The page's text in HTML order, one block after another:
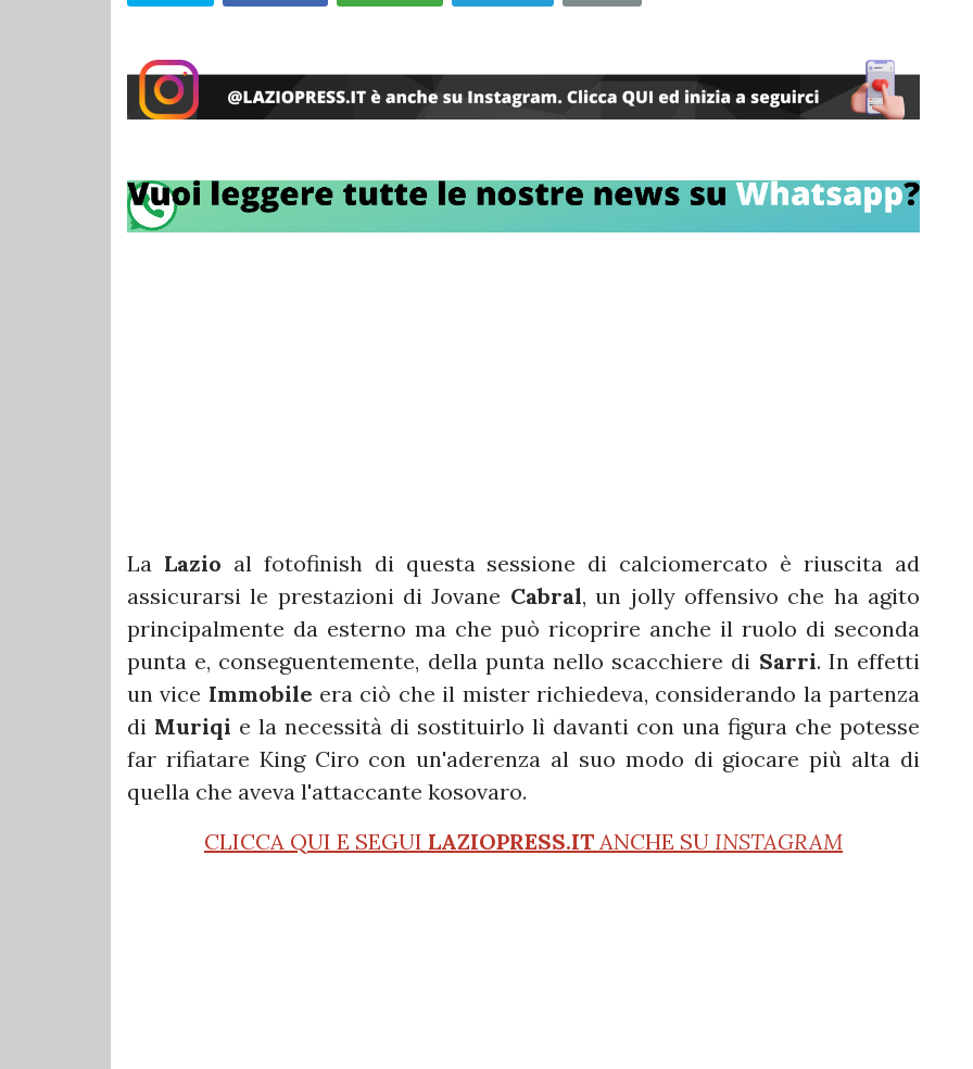
La Lazio al fotofinish di questa sessione di calciomercato è riuscita ad
assicurarsi le prestazioni di Jovane Cabral, un jolly offensivo che ha agito
principalmente da esterno ma che può ricoprire anche il ruolo di seconda
punta e, conseguentemente, della punta nello scacchiere di Sarri. In effetti
un vice Immobile era ciò che il mister richiedeva, considerando la partenza
di Muriqi e la necessità di sostituirlo lì davanti con una figura che potesse
far rifiatare King Ciro con un'aderenza al suo modo di giocare più alta di
quella che aveva l'attaccante kosovaro.
CLICCA QUI E SEGUI LAZIOPRESS.IT ANCHE SU INSTAGRAM